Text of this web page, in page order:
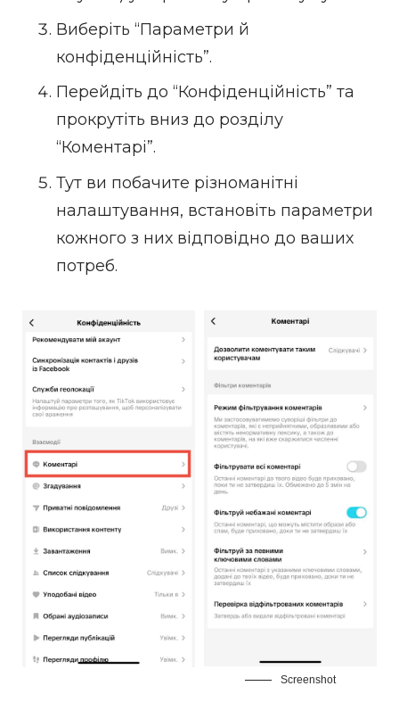
Виберіть “Параметри й
конфіденційність”.
Перейдіть до “Конфіденційність” та
прокрутіть вниз до розділу
“Коментарі”.
Тут ви побачите різноманітні
налаштування, встановіть параметри
кожного з них відповідно до ваших
потреб.
Screenshot